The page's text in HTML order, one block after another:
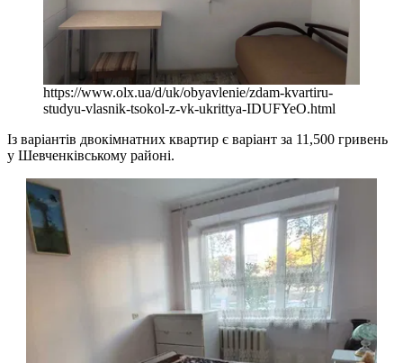
https://www.olx.ua/d/uk/obyavlenie/zdam-kvartiru-
studyu-vlasnik-tsokol-z-vk-ukrittya-IDUFYeO.html
Із варіантів двокімнатних квартир є варіант за 11,500 гривень
у Шевченківському районі.